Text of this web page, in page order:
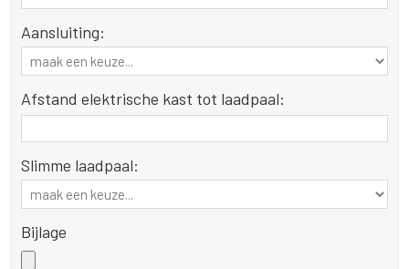
Aansluiting:
Afstand elektrische kast tot laadpaal:
Slimme laadpaal:
Bijlage